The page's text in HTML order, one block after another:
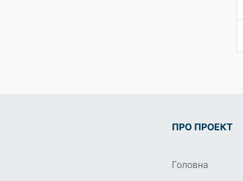
ПРО ПРОЕКТ
Головна